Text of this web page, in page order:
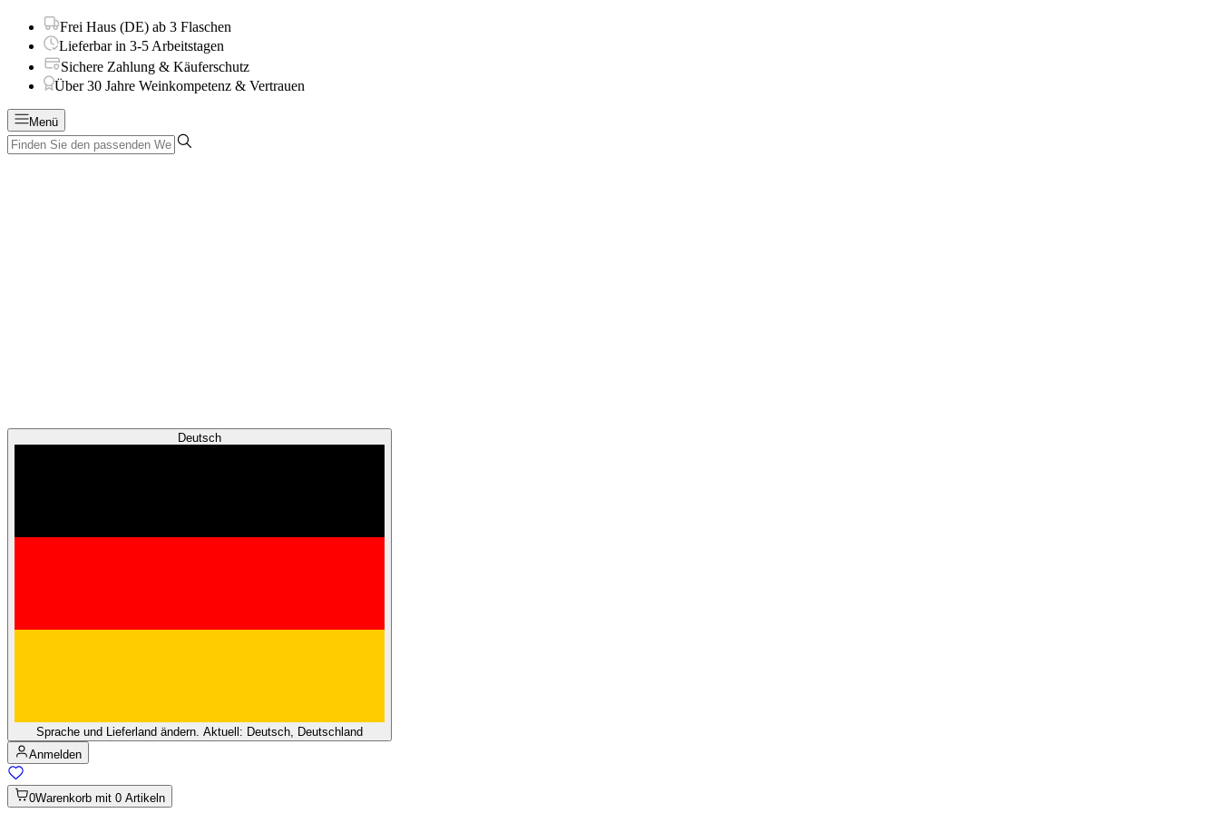
Frei Haus (DE) ab 3 Flaschen
Lieferbar in 3-5 Arbeitstagen
Sichere Zahlung & Käuferschutz
Über 30 Jahre Weinkompetenz & Vertrauen
Menü
Deutsch
Sprache und Lieferland ändern. Aktuell: Deutsch, Deutschland
Anmelden
0Warenkorb mit 0 Artikeln